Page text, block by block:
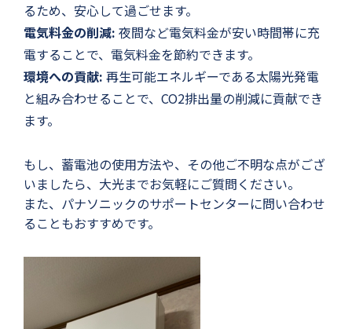
るため、安心して過ごせます。
電気料金の削減: 夜間など電気料金が安い時間帯に充
電することで、電気料金を節約できます。
環境への貢献: 再生可能エネルギーである太陽光発電
と組み合わせることで、CO2排出量の削減に貢献でき
ます。
もし、蓄電池の使用方法や、その他ご不明な点がござ
いましたら、大光までお気軽にご質問ください。
また、パナソニックのサポートセンターに問い合わせ
ることもおすすめです。